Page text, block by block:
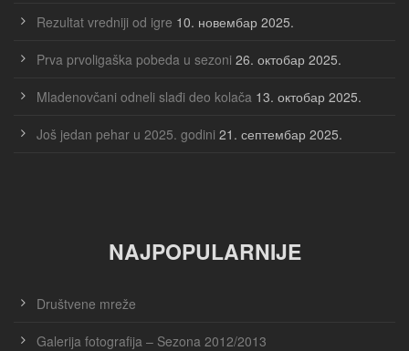
Rezultat vredniji od igre 10. новембар 2025.
Prva prvoligaška pobeda u sezoni 26. октобар 2025.
Mladenovčani odneli slađi deo kolača 13. октобар 2025.
Još jedan pehar u 2025. godini 21. септембар 2025.
NAJPOPULARNIJE
Društvene mreže
Galerija fotografija – Sezona 2012/2013